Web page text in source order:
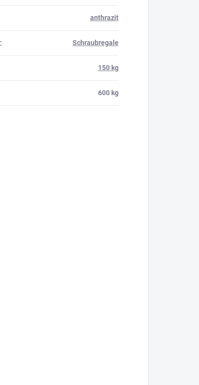
anthrazit
: Schraubregale
150 kg
600 kg